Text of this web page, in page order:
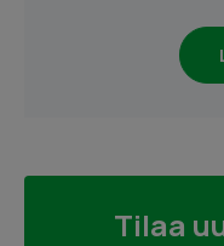
Tilaa